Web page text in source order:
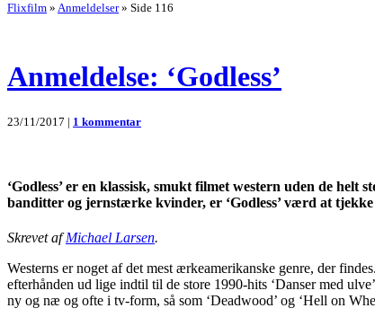
Flixfilm » Anmeldelser » Side 116
Anmeldelse: ‘Godless’
23/11/2017 | 1 kommentar
‘Godless’ er en klassisk, smukt filmet western uden de
banditter og jernstærke kvinder, er ‘Godless’ værd at
Skrevet afMichael Larsen.
Westerns er noget af det mest ærkeamerikanske genre, der
efterhånden ud lige indtil til de store 1990-hits ‘Danser med
ny og næ og ofte i tv-form, så som ‘Deadwood’ og ‘Hell on